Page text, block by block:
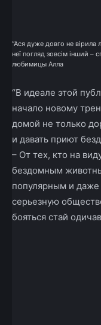
“Ася дуже довго не вірила
неї погляд зовсім інший –
любимицы Алла
“В идеале этой
начало новому
домой не только
и давать приют
– От тех, кто на
бездомным
популярным и
серьезную
бояться стай